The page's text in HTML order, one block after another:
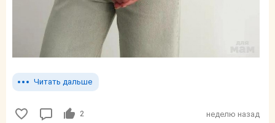
Читать дальше
2 неделю назад